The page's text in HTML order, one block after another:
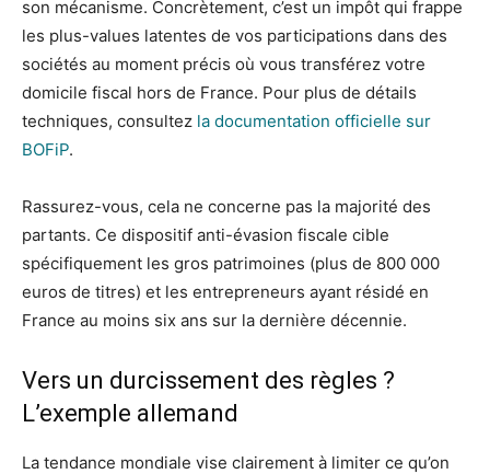
son mécanisme. Concrètement, c’est un impôt qui frappe
les plus-values latentes de vos participations dans des
sociétés au moment précis où vous transférez votre
domicile fiscal hors de France. Pour plus de détails
techniques, consultez la documentation officielle sur
BOFiP.
Rassurez-vous, cela ne concerne pas la majorité des
partants. Ce dispositif anti-évasion fiscale cible
spécifiquement les gros patrimoines (plus de 800 000
euros de titres) et les entrepreneurs ayant résidé en
France au moins six ans sur la dernière décennie.
Vers un durcissement des règles ?
L’exemple allemand
La tendance mondiale vise clairement à limiter ce qu’on